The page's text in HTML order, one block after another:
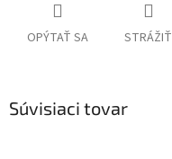
OPÝTAŤ SA STRÁŽIŤ
Súvisiaci tovar